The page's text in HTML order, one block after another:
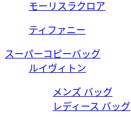
モーリスラクロア
ティファニー
スーパーコピーバッグ
ルイヴィトン
メンズ バッグ
レディース バッグ